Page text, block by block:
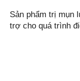
Sản phẩm trị mụn
trợ cho quá trình